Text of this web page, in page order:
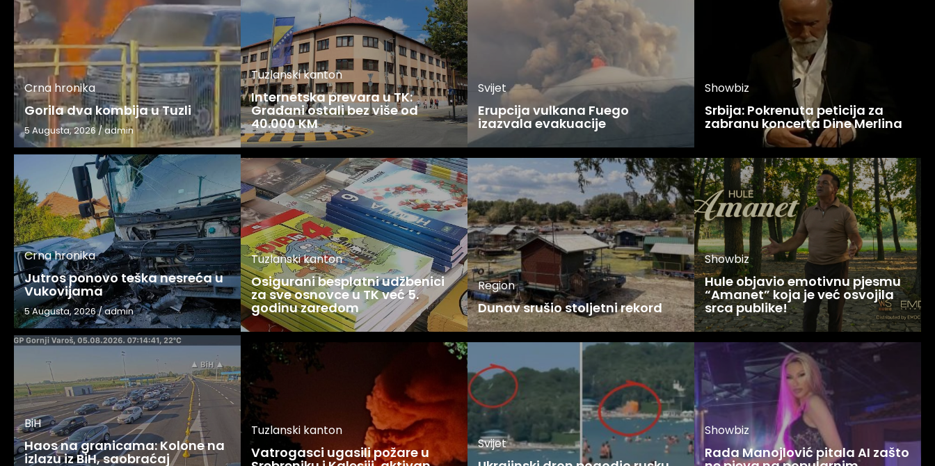
Crna hronika
Gorila dva kombija u Tuzli
5 Augusta, 2026/admin
Crna hronika
Jutros ponovo teška nesreća u
Vukovijama
5 Augusta, 2026/admin
BiH
Haos na granicama: Kolone na
izlazu iz BiH, saobraćaj
Tuzlanski kanton
Internetska prevara u TK:
Građani ostali bez više od
40.000 KM
Tuzlanski kanton
Osigurani besplatni udžbenici
za sve osnovce u TK već 5.
godinu zaredom
Tuzlanski kanton
Vatrogasci ugasili požare u
Svijet
Erupcija vulkana Fuego
izazvala evakuacije
Region
Dunav srušio stoljetni rekord
Svijet
Showbiz
Srbija: Pokrenuta peticija za
zabranu koncerta Dine Merlina
Showbiz
Hule objavio emotivnu pjesmu
“Amanet” koja je već osvojila
srca publike!
Showbiz
Rada Manojlović pitala AI zašto